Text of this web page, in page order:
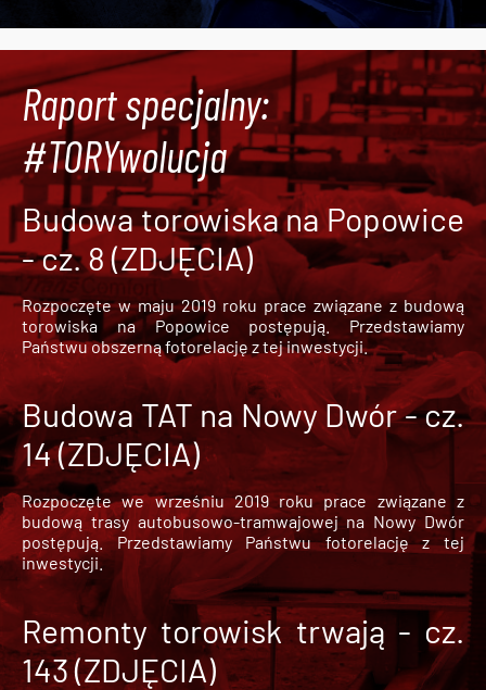
Raport specjalny:
#TORYwolucja
Budowa torowiska na Popowice
- cz. 8 (ZDJĘCIA)
Rozpoczęte w maju 2019 roku prace związane z budową
torowiska na Popowice
postępują. Przedstawiamy
Państwu obszerną fotorelację z tej inwestycji.
Budowa TAT na Nowy Dwór - cz.
14 (ZDJĘCIA)
Rozpoczęte we wrześniu 2019 roku prace związane z
budową trasy autobusowo-tramwajowej na Nowy Dwór
postępują. Przedstawiamy Państwu fotorelację z tej
inwestycji.
Remonty torowisk trwają - cz.
143 (ZDJĘCIA)